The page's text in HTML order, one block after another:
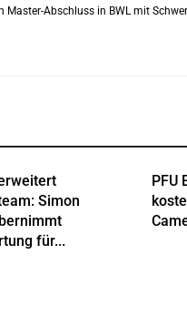
Master-Abschluss in BWL mit
Simon
für...
PFU